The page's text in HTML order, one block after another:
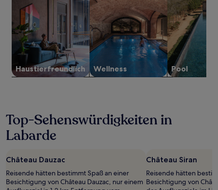
2 Erwachsenen
gefunden
wurde.
Preise
und
Verfügbarkeiten
können
sich
ändern.
gelten.
Haustier­freundlich Wellness Pool
Top-Sehenswürdigkeiten in
Labarde
Château Dauzac
Reisende hätten bestimmt Spaß an einer
Besichtigung von Château Dauzac, nur einem
Château Siran
Reisende hätten
Besichtigung von